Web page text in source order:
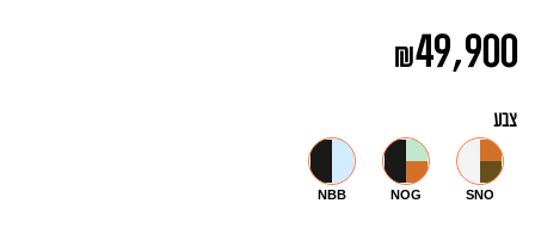
₪49,900
צבע
SNO
NOG
NBB